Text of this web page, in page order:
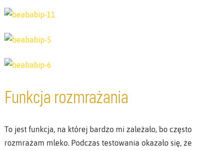
Funkcja rozmrażania
To jest funkcja, na której bardzo mi zależało, bo często
rozmrażam mleko. Podczas testowania okazało się, że